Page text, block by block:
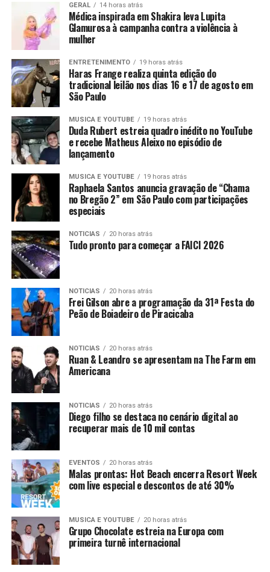
GERAL 14 horas atrás
Médica inspirada em Shakira leva Lupita
Glamurosa à campanha contra a violência à
mulher
ENTRETENIMENTO 19 horas atrás
Haras Frange realiza quinta edição do
tradicional leilão nos dias 16 e 17 de agosto em
São Paulo
MUSICA E YOUTUBE 19 horas atrás
Duda Rubert estreia quadro inédito no YouTube
e recebe Matheus Aleixo no episódio de
lançamento
MUSICA E YOUTUBE 19 horas atrás
Raphaela Santos anuncia gravação de “Chama
no Bregão 2” em São Paulo com participações
especiais
NOTICIAS 20 horas atrás
Tudo pronto para começar a FAICI 2026
NOTICIAS 20 horas atrás
Frei Gilson abre a programação da 31ª Festa do
Peão de Boiadeiro de Piracicaba
NOTICIAS 20 horas atrás
Ruan & Leandro se apresentam na The Farm em
Americana
NOTICIAS 20 horas atrás
Diego filho se destaca no cenário digital ao
recuperar mais de 10 mil contas
EVENTOS 20 horas atrás
Malas prontas: Hot Beach encerra Resort Week
com live especial e descontos de até 30%
MUSICA E YOUTUBE 20 horas atrás
Grupo Chocolate estreia na Europa com
primeira turnê internacional